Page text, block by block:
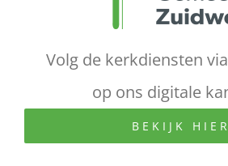
Volg de kerkdiensten
op ons digitale
BEKIJK HIER